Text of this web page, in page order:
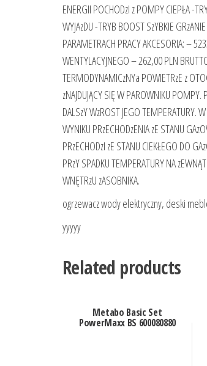
ENERGII POCHODzI z POMPY CIEPŁA -
WYJAzDU -TRYB BOOST SzYBKIE
PARAMETRACH PRACY AKCESORIA: –
WENTYLACYJNEGO – 262,00 PLN
TERMODYNAMICzNYa POWIETRzE z
zNAJDUJĄCY SIĘ W PAROWNIKU POMPY.
DALSzY WzROST JEGO TEMPERATURY.
WYNIKU PRzECHODzENIA zE STANU
PRzECHODzI zE STANU CIEKŁEGO DO
PRzY SPADKU TEMPERATURY NA
WNĘTRzU zASOBNIKA.
ogrzewacz wody elektryczny, deski
yyyyy
Related products
Metabo Basic Set
PowerMaxx BS 600080880